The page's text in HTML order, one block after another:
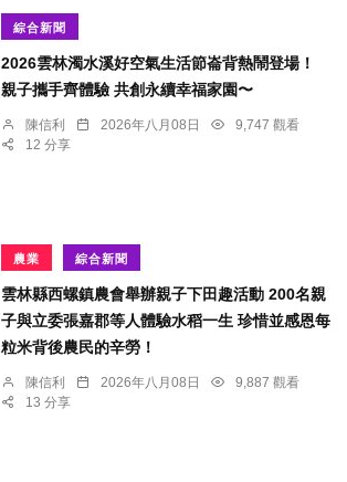
綜合新聞
2026雲林濁水溪好空氣生活節崙背熱鬧登場！
親子攜手齊體驗 共創永續幸福家園〜
陳信利 2026年八月08日
9,747 觀看
12 分享
農業 綜合新聞
雲林縣西螺鎮農會舉辦親子下田趣活動 200名親
子與立委張嘉郡等人體驗水稻一生 珍惜並感恩每
粒米背後農民的辛勞！
陳信利 2026年八月08日
9,887 觀看
13 分享